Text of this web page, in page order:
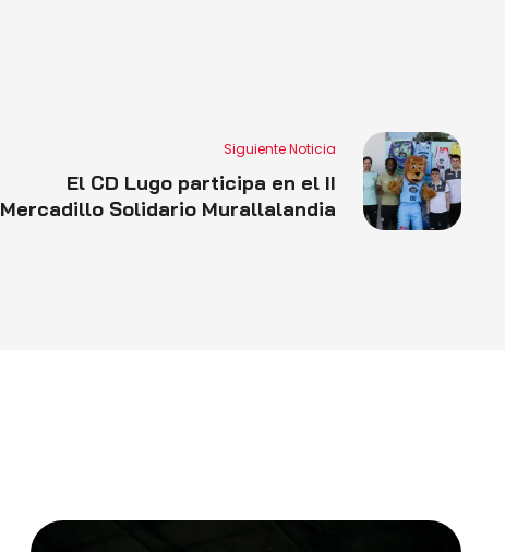
Siguiente Noticia
El CD Lugo participa en el II
Mercadillo Solidario Murallalandia